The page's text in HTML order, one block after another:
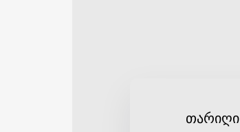
თარიღი